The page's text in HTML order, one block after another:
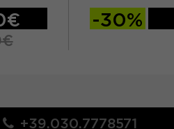
-30%
+39.030.7778571